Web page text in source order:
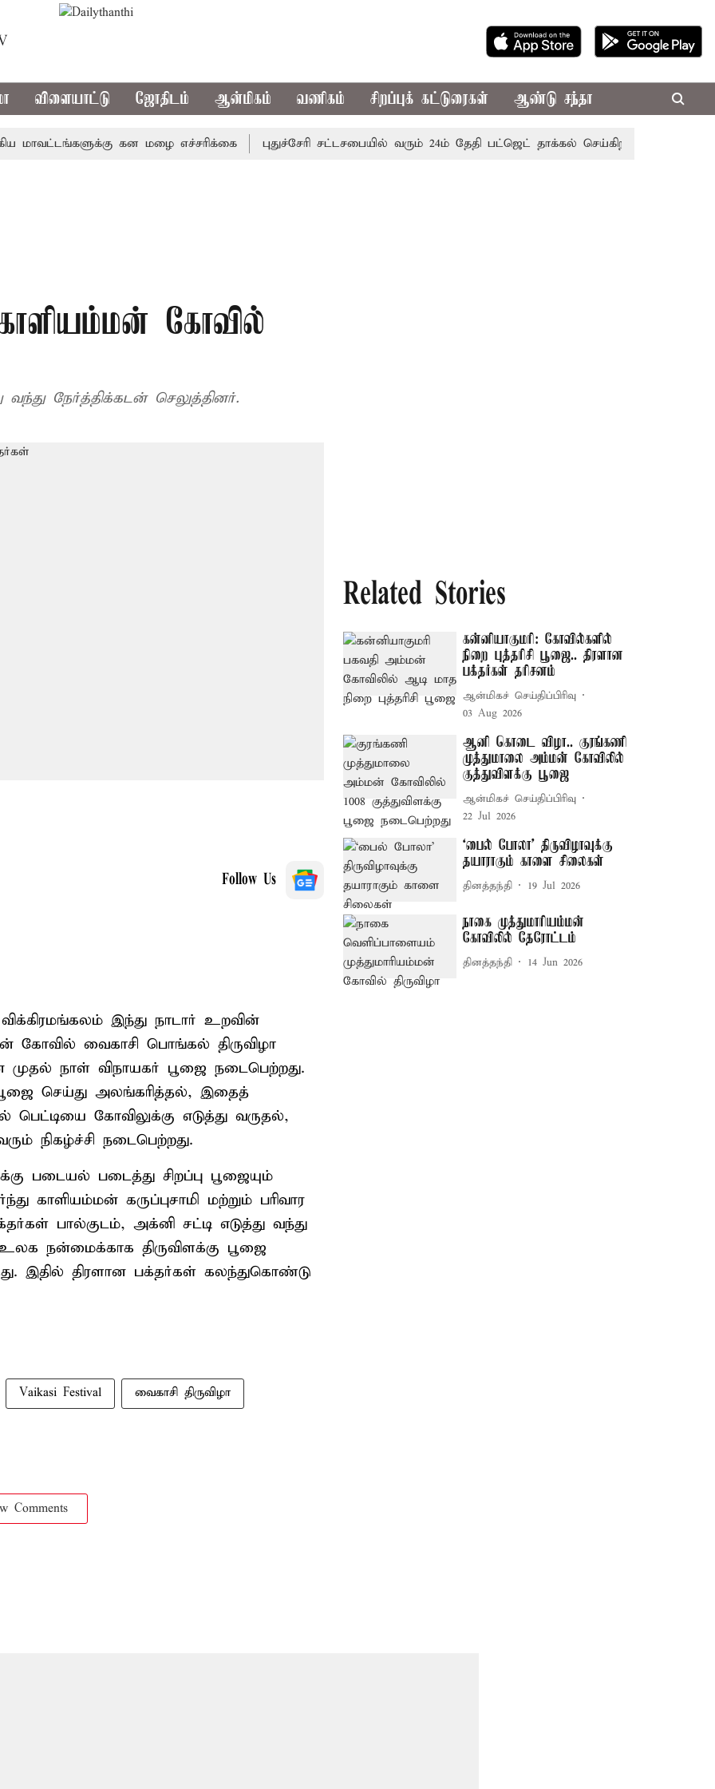
விளையாட்டு ஜோதிடம் ஆன்மிகம் வணிகம் சிறப்புக் கட்டுரைகள் ஆண்டு சந்தா
கன மழை எச்சரிக்கை புதுச்சேரி சட்டசபையில் வரும் 24ம் தேதி பட்ஜெட் தாக்கல் செய்கிறார் முதல்-அமைச்சர்
கோவில்
நேர்த்திக்கடன் செலுத்தினர்.
Follow Us
இந்து நாடார் உறவின்
கோவில் வைகாசி பொங்கல் திருவிழா
முதல் நாள் விநாயகர் பூஜை நடைபெற்றது.
செய்து அலங்கரித்தல், இதைத்
பெட்டியை கோவிலுக்கு எடுத்து வருதல்,
நிகழ்ச்சி நடைபெற்றது.
படையல் படைத்து சிறப்பு பூஜையும்
காளியம்மன் கருப்புசாமி மற்றும் பரிவார
பால்குடம், அக்னி சட்டி எடுத்து வந்து
நன்மைக்காக திருவிளக்கு பூஜை
இதில் திரளான பக்தர்கள் கலந்துகொண்டு
Vaikasi Festival வைகாசி திருவிழா
Comments
Related Stories
கன்னியாகுமரி: கோவில்களில்
நிறை புத்தரிசி பூஜை.. திரளான
பக்தர்கள் தரிசனம்
ஆன்மிகச் செய்திப்பிரிவு
03 Aug 2026
ஆனி கொடை விழா.. குரங்கணி
முத்துமாலை அம்மன் கோவிலில்
குத்துவிளக்கு பூஜை
ஆன்மிகச் செய்திப்பிரிவு
22 Jul 2026
‘பைல் போலா’ திருவிழாவுக்கு
தயாராகும் காளை சிலைகள்
தினத்தந்தி 19 Jul 2026
நாகை முத்துமாரியம்மன்
கோவிலில் தேரோட்டம்
தினத்தந்தி 14 Jun 2026